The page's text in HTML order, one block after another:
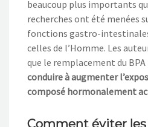
beaucoup plus importants
recherches ont été menées
fonctions gastro-
celles de l’Homme. Les
que le remplacement du
conduire à augmenter
composé hormonalement
Comment éviter les